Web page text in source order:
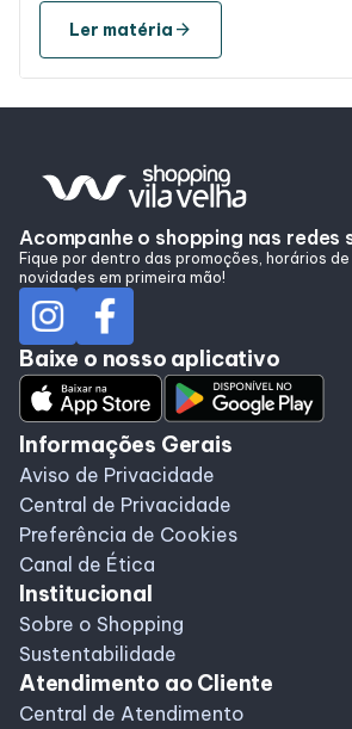
Ler matéria arrow_forward
Acompanhe o shopping nas redes
Fique por dentro das promoções, horários
novidades em primeira mão!
Baixe o nosso aplicativo
Informações Gerais
Aviso de Privacidade
Central de Privacidade
Preferência de Cookies
Canal de Ética
Institucional
Sobre o Shopping
Sustentabilidade
Atendimento ao Cliente
Central de Atendimento